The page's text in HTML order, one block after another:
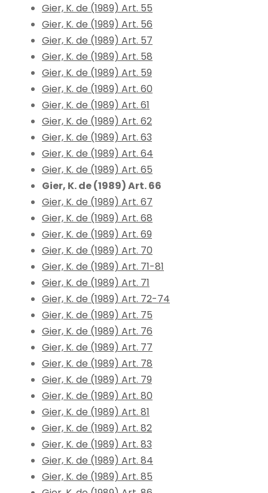
Gier, K. de (1989) Art. 55
Gier, K. de (1989) Art. 56
Gier, K. de (1989) Art. 57
Gier, K. de (1989) Art. 58
Gier, K. de (1989) Art. 59
Gier, K. de (1989) Art. 60
Gier, K. de (1989) Art. 61
Gier, K. de (1989) Art. 62
Gier, K. de (1989) Art. 63
Gier, K. de (1989) Art. 64
Gier, K. de (1989) Art. 65
Gier, K. de (1989) Art. 66
Gier, K. de (1989) Art. 67
Gier, K. de (1989) Art. 68
Gier, K. de (1989) Art. 69
Gier, K. de (1989) Art. 70
Gier, K. de (1989) Art. 71-81
Gier, K. de (1989) Art. 71
Gier, K. de (1989) Art. 72-74
Gier, K. de (1989) Art. 75
Gier, K. de (1989) Art. 76
Gier, K. de (1989) Art. 77
Gier, K. de (1989) Art. 78
Gier, K. de (1989) Art. 79
Gier, K. de (1989) Art. 80
Gier, K. de (1989) Art. 81
Gier, K. de (1989) Art. 82
Gier, K. de (1989) Art. 83
Gier, K. de (1989) Art. 84
Gier, K. de (1989) Art. 85